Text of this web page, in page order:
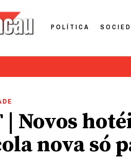
POLÍTICA
| Novos
nova só